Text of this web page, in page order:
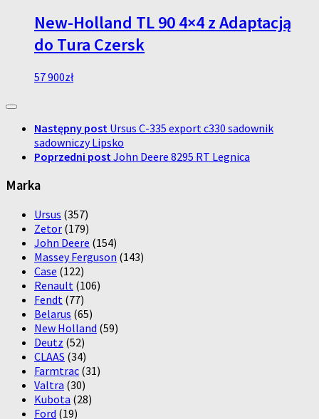
New-Holland TL 90 4×4 z Adaptacją
do Tura Czersk
57 900zł
Następny post Ursus C-335 export c330 sadownik
sadowniczy Lipsko
Poprzedni postJohn Deere 8295 RT Legnica
Marka
Ursus (357)
Zetor (179)
John Deere (154)
Massey Ferguson (143)
Case (122)
Renault (106)
Fendt (77)
Belarus (65)
New Holland (59)
Deutz (52)
CLAAS (34)
Farmtrac (31)
Valtra (30)
Kubota (28)
Ford (19)